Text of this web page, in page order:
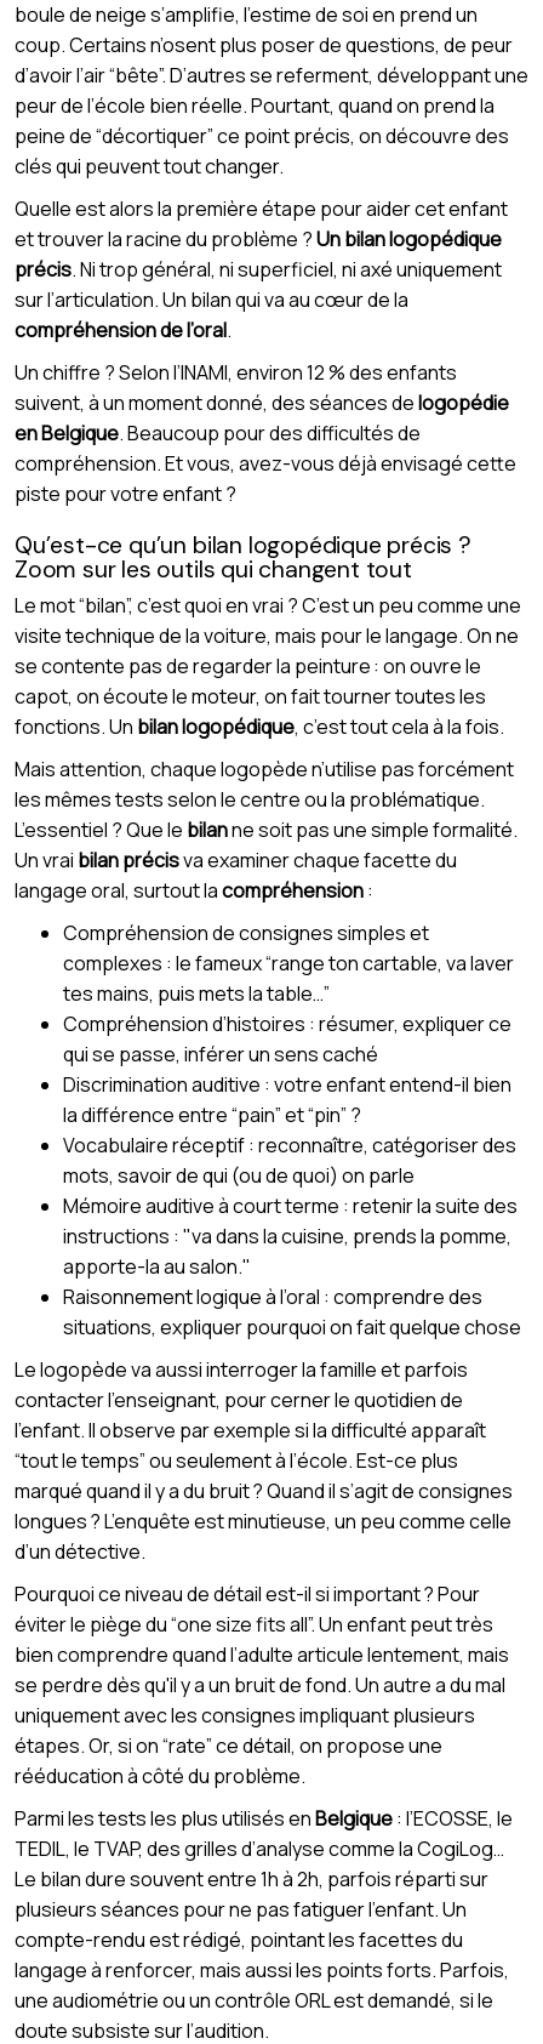
boule de neige s’amplifie, l’estime de soi en prend un
coup. Certains n’osent plus poser de questions, de peur
d’avoir l’air “bête”. D’autres se referment, développant une
peur de l’école bien réelle. Pourtant, quand on prend la
peine de “décortiquer” ce point précis, on découvre des
clés qui peuvent tout changer.
Quelle est alors la première étape pour aider cet enfant
et trouver la racine du problème ?Un bilan logopédique
précis. Ni trop général, ni superficiel, ni axé uniquement
sur l’articulation. Un bilan qui va au cœur de la
compréhension de l’oral.
Un chiffre ? Selon l’INAMI, environ 12 % des enfants
suivent, à un moment donné, des séances delogopédie
en Belgique. Beaucoup pour des difficultés de
compréhension. Et vous, avez-vous déjà envisagé cette
piste pour votre enfant ?
Qu’est-ce qu’un bilan logopédique précis ?
Zoom sur les outils qui changent tout
Le mot “bilan”, c’est quoi en vrai ? C’est un peu comme une
visite technique de la voiture, mais pour le langage. On ne
se contente pas de regarder la peinture : on ouvre le
capot, on écoute le moteur, on fait tourner toutes les
fonctions. Un bilan logopédique, c’est tout cela à la fois.
Mais attention, chaque logopède n’utilise pas forcément
les mêmes tests selon le centre ou la problématique.
L’essentiel ? Que le bilanne soit pas une simple formalité.
Un vrai bilan précisva examiner chaque facette du
langage oral, surtout lacompréhension:
Compréhension de consignes simples et
complexes : le fameux “range ton cartable, va laver
tes mains, puis mets la table…”
Compréhension d’histoires : résumer, expliquer ce
qui se passe, inférer un sens caché
Discrimination auditive : votre enfant entend-il bien
la différence entre “pain” et “pin” ?
Vocabulaire réceptif : reconnaître, catégoriser des
mots, savoir de qui (ou de quoi) on parle
Mémoire auditive à court terme : retenir la suite des
instructions : "va dans la cuisine, prends la pomme,
apporte-la au salon."
Raisonnement logique à l’oral : comprendre des
situations, expliquer pourquoi on fait quelque chose
Le logopède va aussi interroger la famille et parfois
contacter l’enseignant, pour cerner le quotidien de
l’enfant. Il observe par exemple si la difficulté apparaît
“tout le temps” ou seulement à l’école. Est-ce plus
marqué quand il y a du bruit ? Quand il s’agit de consignes
longues ? L’enquête est minutieuse, un peu comme celle
d’un détective.
Pourquoi ce niveau de détail est-il si important ? Pour
éviter le piège du “one size fits all”. Un enfant peut très
bien comprendre quand l’adulte articule lentement, mais
se perdre dès qu'il y a un bruit de fond. Un autre a du mal
uniquement avec les consignes impliquant plusieurs
étapes. Or, si on “rate” ce détail, on propose une
rééducation à côté du problème.
Parmi les tests les plus utilisés enBelgique: l’ECOSSE, le
TEDIL, le TVAP, des grilles d’analyse comme la CogiLog…
Le bilan dure souvent entre 1h à 2h, parfois réparti sur
plusieurs séances pour ne pas fatiguer l’enfant. Un
compte-rendu est rédigé, pointant les facettes du
langage à renforcer, mais aussi les points forts. Parfois,
une audiométrie ou un contrôle ORL est demandé, si le
doute subsiste sur l’audition.